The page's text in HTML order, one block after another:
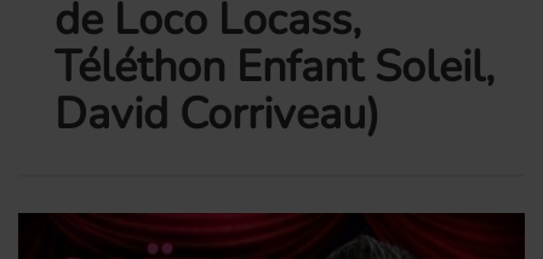
de Loco Locass,
Téléthon Enfant Soleil,
David Corriveau)